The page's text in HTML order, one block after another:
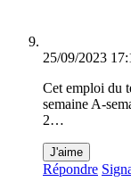
25/09/2023
Cet emploi du
semaine A-
2…
J'aime
Répondre